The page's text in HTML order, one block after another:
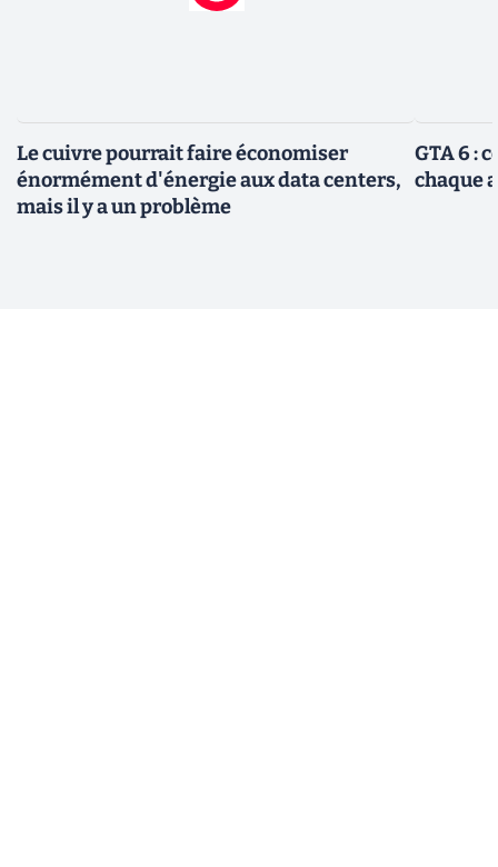
Le cuivre pourrait faire économiser
énormément d'énergie aux data centers,
mais il y a un problème
GTA 6 :
chaque